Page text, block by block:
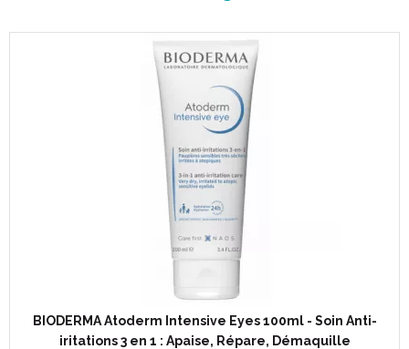
BIODERMA Atoderm Intensive Eyes 100ml - Soin Anti-
iritations 3 en 1 : Apaise, Répare, Démaquille